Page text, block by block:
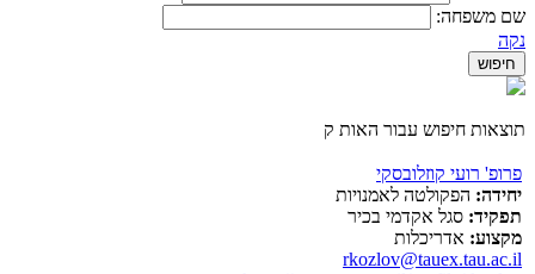
שם משפחה:
נקה
תוצאות חיפוש עבור האות ק
פרופ' רועי קוזלובסקי
יחידה: הפקולטה לאמנויות
תפקיד: סגל אקדמי בכיר
מקצוע: אדריכלות
rkozlov@tauex.tau.ac.il